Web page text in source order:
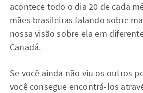
acontece todo o dia 20 de cada
mães brasileiras falando sobre
nossa visão sobre ela em
Canadá.
Se você ainda não viu os outros
você consegue encontrá-los